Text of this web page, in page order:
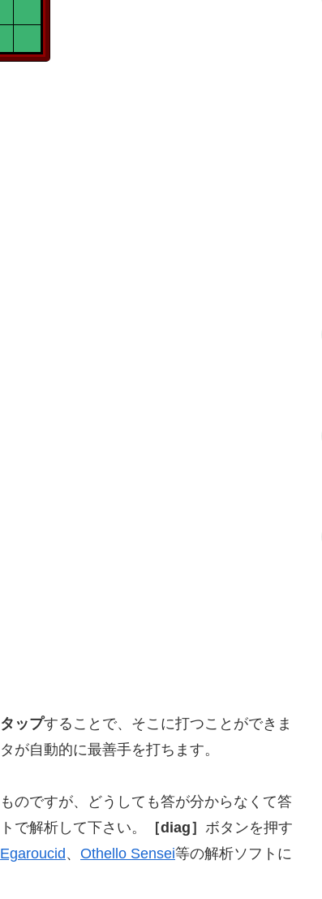
ップすることで、そこに打つことができま
が自動的に最善手を打ちます。
のですが、どうしても答が分からなくて答
で解析して下さい。
［diag］ ボタンを押す
Egaroucid、 Othello Sensei等の解析ソフトに